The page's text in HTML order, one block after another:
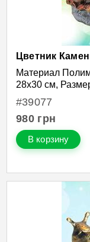
Цветник
Материал
28х30 см,
#39077
980 грн
В корзину